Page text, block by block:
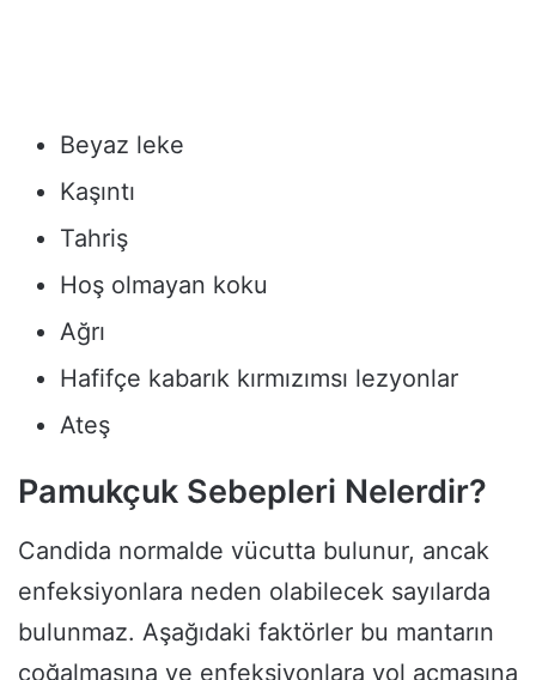
Beyaz leke
Kaşıntı
Tahriş
Hoş olmayan koku
Ağrı
Hafifçe kabarık kırmızımsı lezyonlar
Ateş
Pamukçuk Sebepleri Nelerdir?
Candida normalde vücutta bulunur, ancak
enfeksiyonlara neden olabilecek sayılarda
bulunmaz. Aşağıdaki faktörler bu mantarın
çoğalmasına ve enfeksiyonlara yol açmasına